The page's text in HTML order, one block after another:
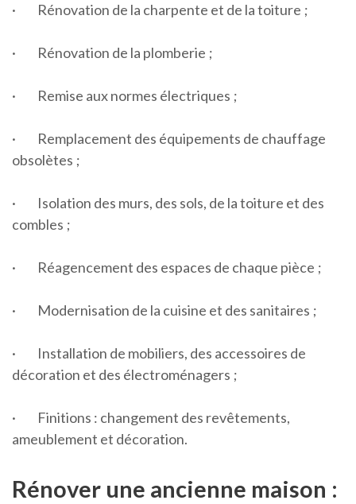
· Rénovation de la charpente et de la toiture ;
· Rénovation de la plomberie ;
· Remise aux normes électriques ;
· Remplacement des équipements de chauffage
obsolètes ;
· Isolation des murs, des sols, de la toiture et des
combles ;
· Réagencement des espaces de chaque pièce ;
· Modernisation de la cuisine et des sanitaires ;
· Installation de mobiliers, des accessoires de
décoration et des électroménagers ;
· Finitions : changement des revêtements,
ameublement et décoration.
Rénover une ancienne maison :